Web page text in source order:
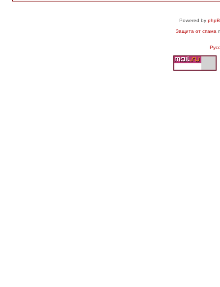
Powered by
Защита от спама